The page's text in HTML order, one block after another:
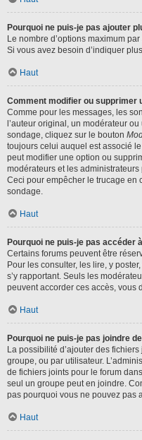
Pourquoi ne puis-je pas ajouter
Le nombre d’options maximum
Si vous avez besoin d’indiquer
Haut
Comment modifier ou supprimer
Comme pour les messages, les
l’auteur original, un modérateur
sondage, cliquez sur le bouton
toujours celui auquel est associé
peut modifier une option ou
modérateurs et les
Ceci pour empêcher le trucage en
sondage.
Haut
Pourquoi ne puis-je pas accéder
Certains forums peuvent être
Pour les consulter, les lire, y
s’y rapportant. Seuls les
peuvent accorder ces accès, vous
Haut
Pourquoi ne puis-je pas joindre
La possibilité d’ajouter des
groupe, ou par utilisateur.
de fichiers joints pour le forum
seul un groupe peut en joindre.
pas pourquoi vous ne pouvez pas
Haut